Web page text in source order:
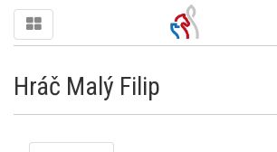
Hráč Malý Filip